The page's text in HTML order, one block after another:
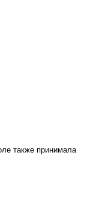
также принимала